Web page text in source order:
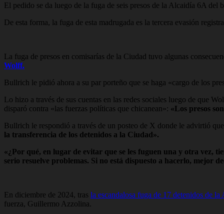
El pedido se da luego de la fuga de seis presos de la Alcaidía 6A del
De esta forma, la fuga de esta madrugada es la tercera evasión
La fuga de presos en comisarías de la Ciudad tuvo algunas
Wolff.
Bullrich le pidió ahora a su par porteño que se haga «cargo de los
Lo hizo a través de sus cuentas en las redes sociales luego de que
disparó contra «las fuerzas políticas que chicanean»: «Los presos
Bullrich le respondió a través de un posteo de X donde le advirtió
la transferencia de los detenidos a la Ciudad».
«¿Por qué, en lugar de evitar que se les fuguen una y otra vez,
serio resuelve problemas. Si no está dispuesto a hacerlo, mejor
En diciembre de 2024, tras la escandalosa fuga de 17 detenidos de
fuerza, Guillermo Azzolina.